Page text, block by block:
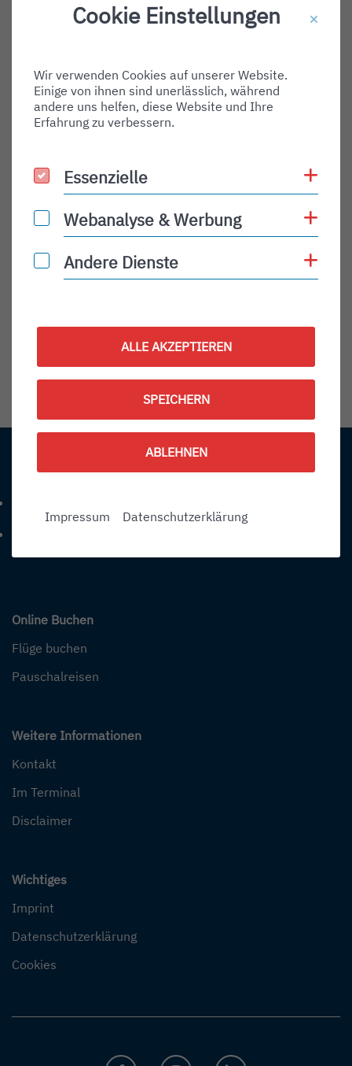
Destination Gate:
Shortname:
Type:
arrival
PLN
Status Description:
Checkin:
Codeshare:
Kontakt
Telefonnummer: 4 9 0 7 5 4 1 2 8 4 0
Online Buchen
Flüge buchen
Pauschalreisen
Weitere Informationen
Kontakt
Im Terminal
Disclaimer
Wichtiges
Imprint
Datenschutzerklärung
Cookies
Cookie Einstellungen
Wir verwenden Cookies auf unserer Website.
Einige von ihnen sind unerlässlich, während
andere uns helfen, diese Website und Ihre
Erfahrung zu verbessern.
Essenzielle
Essenzielle
Webanalyse & Werbung
Webanalyse & Werbung
Andere Dienste
Andere Dienste
ALLE AKZEPTIEREN
SPEICHERN
ABLEHNEN
Impressum Datenschutzerklärung